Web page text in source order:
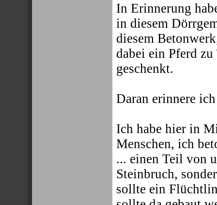
In Erinnerung
in diesem
diesem
dabei ein Pferd
geschenkt.
Daran erinnere
Ich habe hier in
Menschen, ich
... einen Teil von
Steinbruch,
sollte ein